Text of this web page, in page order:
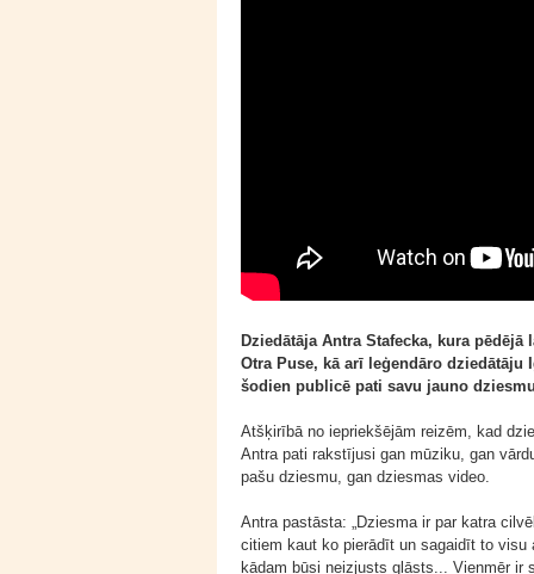
Dziedātāja Antra Stafecka, kura
Otra Puse, kā arī leģendāro
šodien publicē pati savu jauno
Atšķirībā no iepriekšējām reizēm, kad
Antra pati rakstījusi gan mūziku, gan
pašu dziesmu, gan dziesmas video.
Antra pastāsta: „Dziesma ir par katra
citiem kaut ko pierādīt un sagaidīt to
kādam būsi neizjusts glāsts... Vienmēr